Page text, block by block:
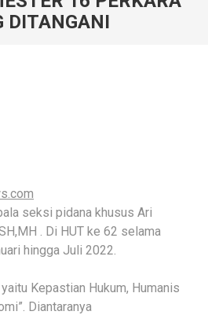
DITANGANI
seksi pidana khusus Ari
. Di HUT ke 62 selama
hingga Juli 2022.
Kepastian Hukum, Humanis
Diantaranya